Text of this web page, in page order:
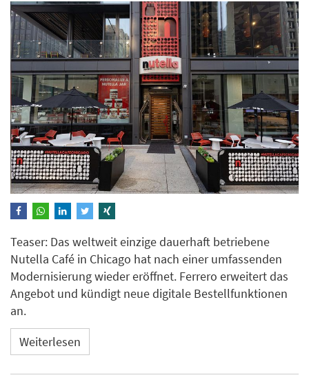
Teaser: Das weltweit einzige dauerhaft betriebene
Nutella Café in Chicago hat nach einer umfassenden
Modernisierung wieder eröffnet. Ferrero erweitert das
Angebot und kündigt neue digitale Bestellfunktionen
an.
Weiterlesen